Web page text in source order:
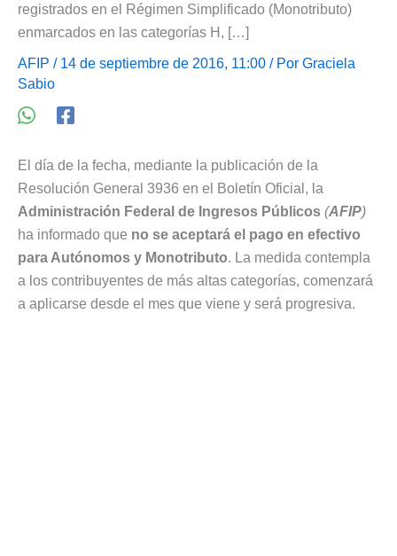
registrados en el Régimen Simplificado (Monotributo)
enmarcados en las categorías H, […]
AFIP / 14 de septiembre de 2016, 11:00 / Por Graciela
Sabio
El día de la fecha, mediante la publicación de la
Resolución General 3936 en el Boletín Oficial, la
Administración Federal de Ingresos Públicos (AFIP)
ha informado que no se aceptará el pago en efectivo
para Autónomos y Monotributo. La medida contempla
a los contribuyentes de más altas categorías, comenzará
a aplicarse desde el mes que viene y será progresiva.